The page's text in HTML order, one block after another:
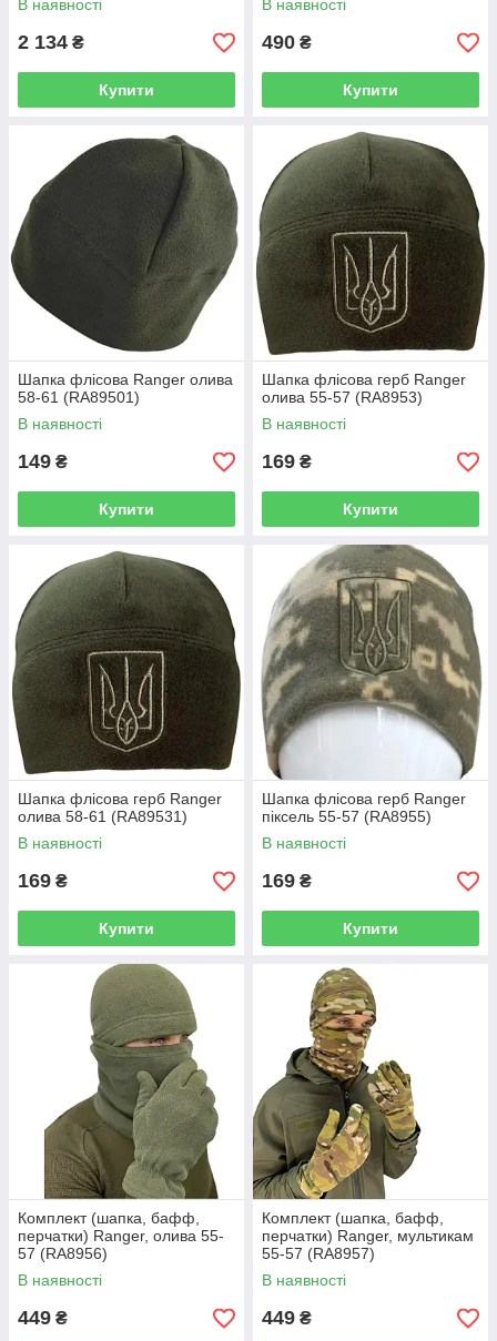
В наявності
2 134 ₴
Купити
В наявності
490 ₴
Купити
Шапка флісова Ranger олива
58-61 (RA89501)
В наявності
149 ₴
Купити
Шапка флісова герб Ranger
олива 55-57 (RA8953)
В наявності
169 ₴
Купити
Шапка флісова герб Ranger
олива 58-61 (RA89531)
В наявності
169 ₴
Купити
Шапка флісова герб Ranger
піксель 55-57 (RA8955)
В наявності
169 ₴
Купити
Комплект (шапка, бафф,
перчатки) Ranger, олива 55-
57 (RA8956)
В наявності
449 ₴
Комплект (шапка, бафф,
перчатки) Ranger, мультикам
55-57 (RA8957)
В наявності
449 ₴